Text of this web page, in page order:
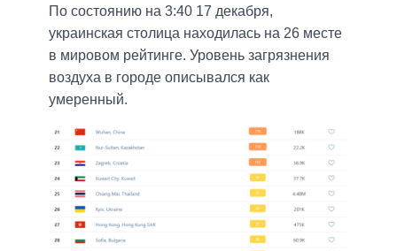
По состоянию на 3:40 17 декабря,
украинская столица находилась на 26 месте
в мировом рейтинге. Уровень загрязнения
воздуха в городе описывался как
умеренный.